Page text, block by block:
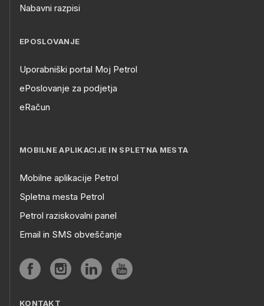
Nabavni razpisi
EPOSLOVANJE
Uporabniški portal Moj Petrol
ePoslovanje za podjetja
eRačun
MOBILNE APLIKACIJE IN SPLETNA MESTA
Mobilne aplikacije Petrol
Spletna mesta Petrol
Petrol raziskovalni panel
Email in SMS obveščanje
KONTAKT